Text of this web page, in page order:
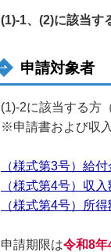
(1)-1、(2)に該当す
申請対象者
(1)-2に該当する方
※申請書および収
（様式第3号）給
（様式第4号）収
（様式第4号）所
申請期限は令和8年